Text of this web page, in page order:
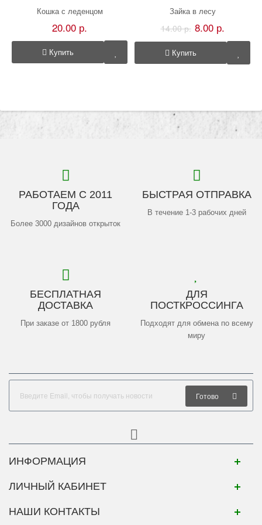
Кошка с леденцом
20.00 р.
Купить
Зайка в лесу
14.00 р. 8.00 р.
Купить
РАБОТАЕМ С 2011
ГОДА
Более 3000 дизайнов открыток
БЫСТРАЯ ОТПРАВКА
В течение 1-3 рабочих дней
БЕСПЛАТНАЯ
ДОСТАВКА
При заказе от 1800 рубля
ДЛЯ
ПОСТКРОССИНГА
Подходят для обмена по всему
миру
Готово
ИНФОРМАЦИЯ
ЛИЧНЫЙ КАБИНЕТ
НАШИ КОНТАКТЫ